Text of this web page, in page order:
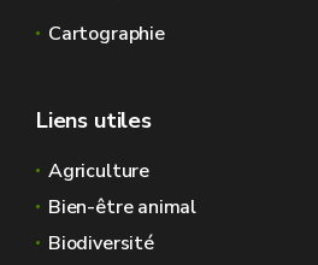
Cartographie
Liens utiles
Agriculture
Bien-être animal
Biodiversité